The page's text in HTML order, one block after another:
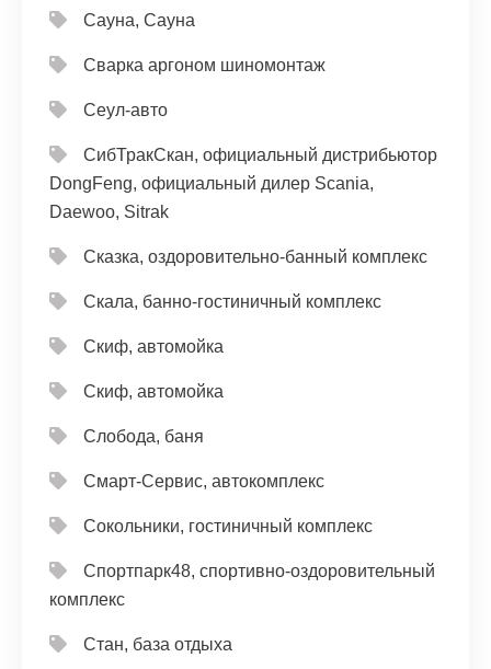
Сауна, Сауна
Сварка аргоном шиномонтаж
Сеул-авто
СибТракСкан, официальный дистрибьютор
DongFeng, официальный дилер Scania,
Daewoo, Sitrak
Сказка, оздоровительно-банный комплекс
Скала, банно-гостиничный комплекс
Скиф, автомойка
Скиф, автомойка
Слобода, баня
Смарт-Сервис, автокомплекс
Сокольники, гостиничный комплекс
Спортпарк48, спортивно-оздоровительный
комплекс
Стан, база отдыха